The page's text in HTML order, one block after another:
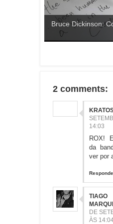
Bruce Dickinson:
2 comments:
14:03
ROX!
da
ver por
TIAGO
DE
ÀS